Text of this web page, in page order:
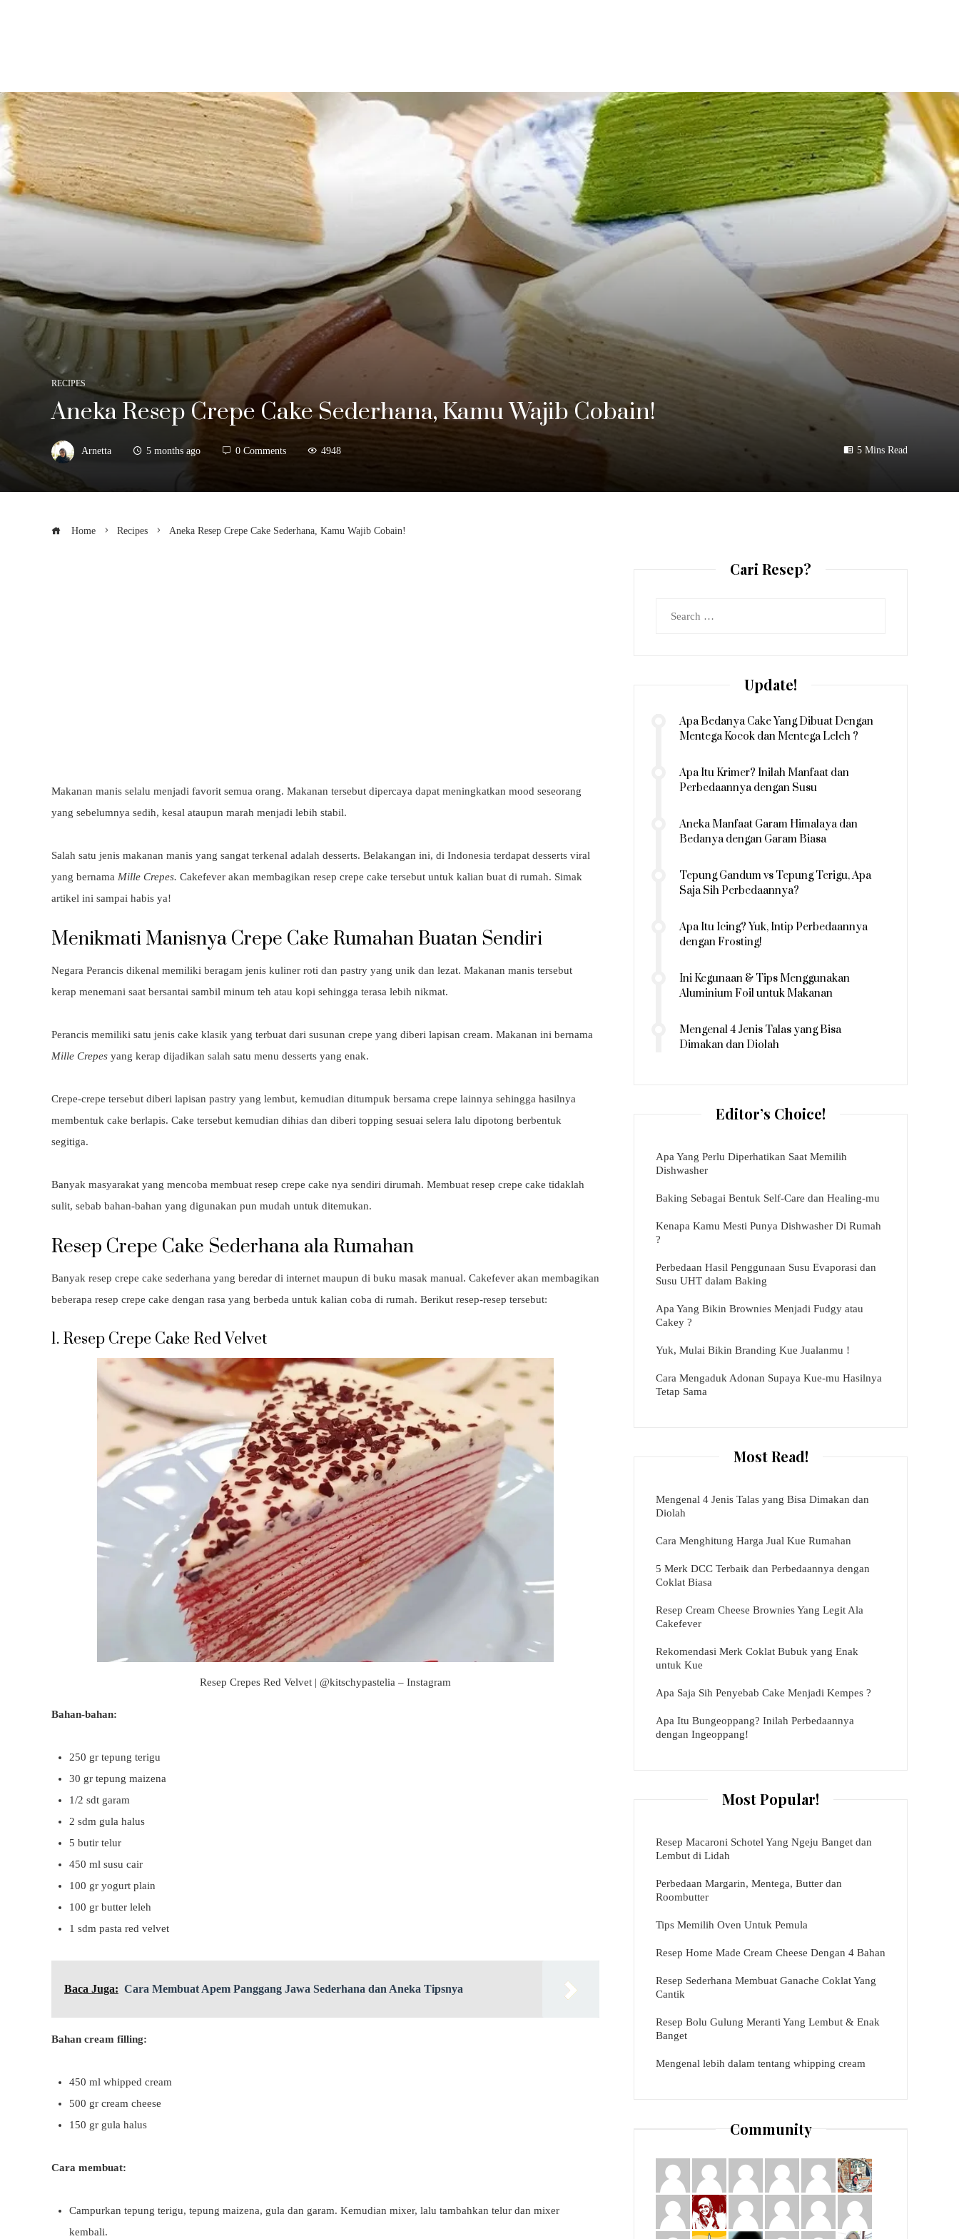
RECIPES
Aneka Resep Crepe Cake Sederhana, Kamu Wajib Cobain!
Arnetta 5 months ago 0 Comments 4948 5 Mins Read
Home Recipes Aneka Resep Crepe Cake Sederhana, Kamu Wajib Cobain!
Makanan manis selalu menjadi favorit semua orang. Makanan tersebut dipercaya dapat meningkatkan mood seseorang
yang sebelumnya sedih, kesal ataupun marah menjadi lebih stabil.
Salah satu jenis makanan manis yang sangat terkenal adalah desserts. Belakangan ini, di Indonesia terdapat desserts viral
yang bernama Mille Crepes. Cakefever akan membagikan resep crepe cake tersebut untuk kalian buat di rumah. Simak
artikel ini sampai habis ya!
Menikmati Manisnya Crepe Cake Rumahan Buatan Sendiri
Negara Perancis dikenal memiliki beragam jenis kuliner roti dan pastry yang unik dan lezat. Makanan manis tersebut
kerap menemani saat bersantai sambil minum teh atau kopi sehingga terasa lebih nikmat.
Perancis memiliki satu jenis cake klasik yang terbuat dari susunan crepe yang diberi lapisan cream. Makanan ini bernama
Mille Crepes yang kerap dijadikan salah satu menu desserts yang enak.
Crepe-crepe tersebut diberi lapisan pastry yang lembut, kemudian ditumpuk bersama crepe lainnya sehingga hasilnya
membentuk cake berlapis. Cake tersebut kemudian dihias dan diberi topping sesuai selera lalu dipotong berbentuk
segitiga.
Banyak masyarakat yang mencoba membuat resep crepe cake nya sendiri dirumah. Membuat resep crepe cake tidaklah
sulit, sebab bahan-bahan yang digunakan pun mudah untuk ditemukan.
Resep Crepe Cake Sederhana ala Rumahan
Banyak resep crepe cake sederhana yang beredar di internet maupun di buku masak manual. Cakefever akan membagikan
beberapa resep crepe cake dengan rasa yang berbeda untuk kalian coba di rumah. Berikut resep-resep tersebut:
1. Resep Crepe Cake Red Velvet
Resep Crepes Red Velvet | @kitschypastelia – Instagram
Bahan-bahan:
250 gr tepung terigu
30 gr tepung maizena
1/2 sdt garam
2 sdm gula halus
5 butir telur
450 ml susu cair
100 gr yogurt plain
100 gr butter leleh
1 sdm pasta red velvet
Baca Juga: Cara Membuat Apem Panggang Jawa Sederhana dan Aneka Tipsnya
Bahan cream filling:
450 ml whipped cream
500 gr cream cheese
150 gr gula halus
Cara membuat:
Campurkan tepung terigu, tepung maizena, gula dan garam. Kemudian mixer, lalu tambahkan telur dan mixer
kembali.
Cari Resep?
Update!
Apa Bedanya Cake Yang Dibuat Dengan
Mentega Kocok dan Mentega Leleh ?
Apa Itu Krimer? Inilah Manfaat dan
Perbedaannya dengan Susu
Aneka Manfaat Garam Himalaya dan
Bedanya dengan Garam Biasa
Tepung Gandum vs Tepung Terigu, Apa
Saja Sih Perbedaannya?
Apa Itu Icing? Yuk, Intip Perbedaannya
dengan Frosting!
Ini Kegunaan & Tips Menggunakan
Aluminium Foil untuk Makanan
Mengenal 4 Jenis Talas yang Bisa
Dimakan dan Diolah
Editor’s Choice!
Apa Yang Perlu Diperhatikan Saat Memilih
Dishwasher
Baking Sebagai Bentuk Self-Care dan Healing-mu
Kenapa Kamu Mesti Punya Dishwasher Di Rumah
?
Perbedaan Hasil Penggunaan Susu Evaporasi dan
Susu UHT dalam Baking
Apa Yang Bikin Brownies Menjadi Fudgy atau
Cakey ?
Yuk, Mulai Bikin Branding Kue Jualanmu !
Cara Mengaduk Adonan Supaya Kue-mu Hasilnya
Tetap Sama
Most Read!
Mengenal 4 Jenis Talas yang Bisa Dimakan dan
Diolah
Cara Menghitung Harga Jual Kue Rumahan
5 Merk DCC Terbaik dan Perbedaannya dengan
Coklat Biasa
Resep Cream Cheese Brownies Yang Legit Ala
Cakefever
Rekomendasi Merk Coklat Bubuk yang Enak
untuk Kue
Apa Saja Sih Penyebab Cake Menjadi Kempes ?
Apa Itu Bungeoppang? Inilah Perbedaannya
dengan Ingeoppang!
Most Popular!
Resep Macaroni Schotel Yang Ngeju Banget dan
Lembut di Lidah
Perbedaan Margarin, Mentega, Butter dan
Roombutter
Tips Memilih Oven Untuk Pemula
Resep Home Made Cream Cheese Dengan 4 Bahan
Resep Sederhana Membuat Ganache Coklat Yang
Cantik
Resep Bolu Gulung Meranti Yang Lembut & Enak
Banget
Mengenal lebih dalam tentang whipping cream
Community